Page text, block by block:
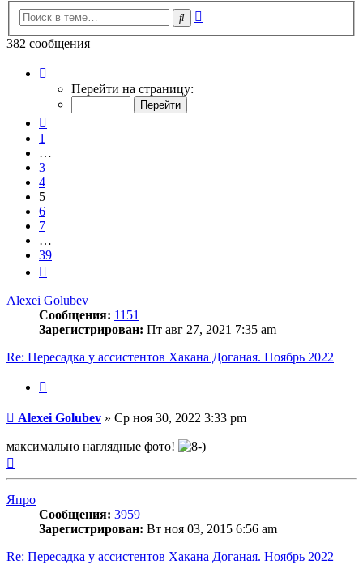
Поиск
382 сообщения
Перейти на страницу:
1
…
3
4
5
6
7
…
39
Alexei Golubev
Сообщения: 1151
Зарегистрирован: Пт авг 27, 2021 7:35 am
Re: Пересадка у ассистентов Хакана Доганая. Ноябрь 2022
Сообщение
Alexei Golubev » Ср ноя 30, 2022 3:33 pm
максимально наглядные фото!
Япро
Сообщения: 3959
Зарегистрирован: Вт ноя 03, 2015 6:56 am
Re: Пересадка у ассистентов Хакана Доганая. Ноябрь 2022